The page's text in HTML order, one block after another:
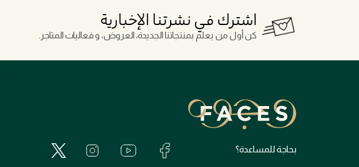
اشترك في نشرتنا الإخبارية
كن أول من يعلم بمنتجاتنا الجديدة، العروض، و فعاليات المتاجر.
بحاجة للمساعدة؟